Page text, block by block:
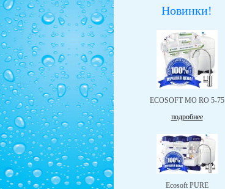
Новинки!
ЕCOSOFT MO RO 5-75
подробнее
Ecosoft PURE